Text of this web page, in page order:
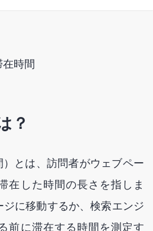
在時間
？
とは、訪問者がウェブペー
在した時間の長さを指しま
に移動するか、検索エンジ
前に滞在する時間を測定す